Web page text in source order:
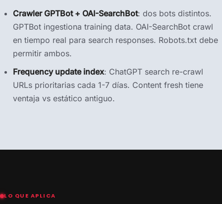
Crawler GPTBot + OAI-SearchBot: dos bots distintos.
GPTBot ingestiona training data. OAI-SearchBot crawl
en tiempo real para search responses. Robots.txt debe
permitir ambos.
Frequency update index: ChatGPT search re-crawl
URLs prioritarias cada 1-7 días. Content fresh tiene
ventaja vs estático antiguo.
LO QUE APLICA